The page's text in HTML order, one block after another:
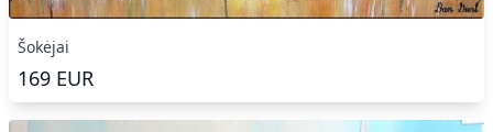
Šokėjai
169 EUR